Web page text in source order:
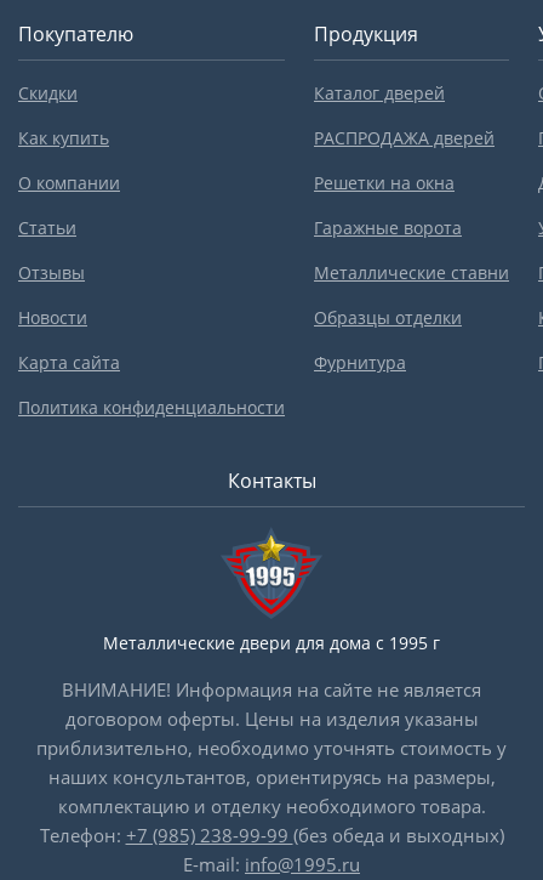
Покупателю
Скидки
Как купить
О компании
Статьи
Отзывы
Новости
Карта сайта
Политика конфиденциальности
Продукция
Каталог дверей
РАСПРОДАЖА дверей
Решетки на окна
Гаражные ворота
Металлические ставни
Образцы отделки
Фурнитура
Контакты
Металлические двери для дома с 1995 г
ВНИМАНИЕ! Информация на сайте не является
договором оферты. Цены на изделия указаны
приблизительно, необходимо уточнять стоимость у
наших консультантов, ориентируясь на размеры,
комплектацию и отделку необходимого товара.
Телефон: +7 (985) 238-99-99 (без обеда и выходных)
E-mail: info@1995.ru